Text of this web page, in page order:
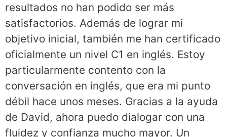
resultados no han podido ser más
satisfactorios. Además de lograr mi
objetivo inicial, también me han certificado
oficialmente un nivel C1 en inglés. Estoy
particularmente contento con la
conversación en inglés, que era mi punto
débil hace unos meses. Gracias a la ayuda
de David, ahora puedo dialogar con una
fluidez y confianza mucho mayor. Un